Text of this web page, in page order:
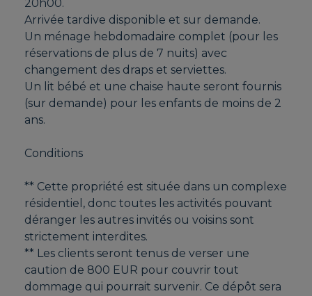
20h00.
Arrivée tardive disponible et sur demande.
Un ménage hebdomadaire complet (pour les
réservations de plus de 7 nuits) avec
changement des draps et serviettes.
Un lit bébé et une chaise haute seront fournis
(sur demande) pour les enfants de moins de 2
ans.
Conditions
** Cette propriété est située dans un complexe
résidentiel, donc toutes les activités pouvant
déranger les autres invités ou voisins sont
strictement interdites.
** Les clients seront tenus de verser une
caution de 800 EUR pour couvrir tout
dommage qui pourrait survenir. Ce dépôt sera